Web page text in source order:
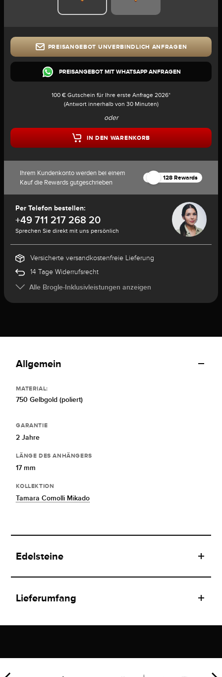
PREISANGEBOT UNVERBINDLICH ANFRAGEN
PREISANGEBOT MIT WHATSAPP ANFRAGEN
100 € Gutschein für Ihre erste Anfrage 2026*
(Antwort innerhalb von 30 Minuten)
oder
IN DEN WARENKORB
Ihrem Kundenkonto werden bei einem
Kauf die Rewards gutgeschrieben
128 Rewards
Per Telefon bestellen:
+49 711 217 268 20
Sprechen Sie direkt mit uns persönlich
Versicherte versandkostenfreie Lieferung
14 Tage Widerrufsrecht
Alle Brogle-Inklusivleistungen anzeigen
Allgemein
MATERIAL:
750 Gelbgold (poliert)
GARANTIE
2 Jahre
LÄNGE DES ANHÄNGERS
17 mm
KOLLEKTION
Tamara Comolli Mikado
Edelsteine
Lieferumfang